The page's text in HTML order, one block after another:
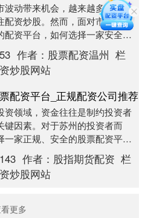
波动带来机会，越来越多投资者
配资炒股。然而，面对市场上琳
配资平台，如何选择一家安全、
息的平台成为关键。本文将为您
全面的配....
53 作者： 股票配资温州 栏
炒股网站
配资平台_正规配资公司推荐
资领域，资金往往是制约投资者
键因素。对于苏州的投资者而
一家正规、安全的股票配资平台
。本文将为您推荐几家值得信赖
票配资公司....
143 作者： 股指期货配资 栏
炒股网站
更多